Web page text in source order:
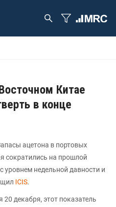
Китае
в конце
ацетона в портовых
сократились на прошлой
уровнем недельной давности и
ICIS.
декабря, этот показатель